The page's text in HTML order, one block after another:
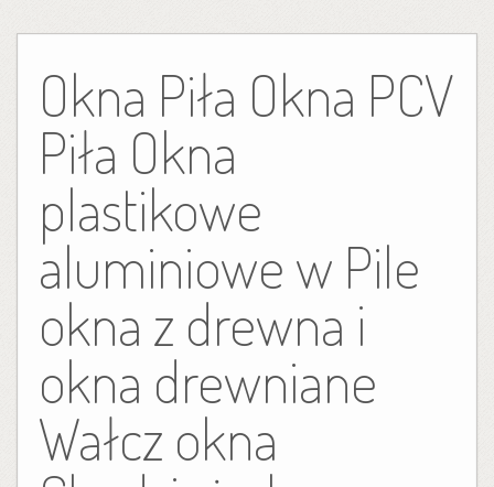
content
Okna Piła Okna PCV
Piła Okna
plastikowe
aluminiowe w Pile
okna z drewna i
okna drewniane
Wałcz okna